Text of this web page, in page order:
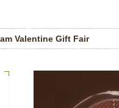
Valentine Gift Fair